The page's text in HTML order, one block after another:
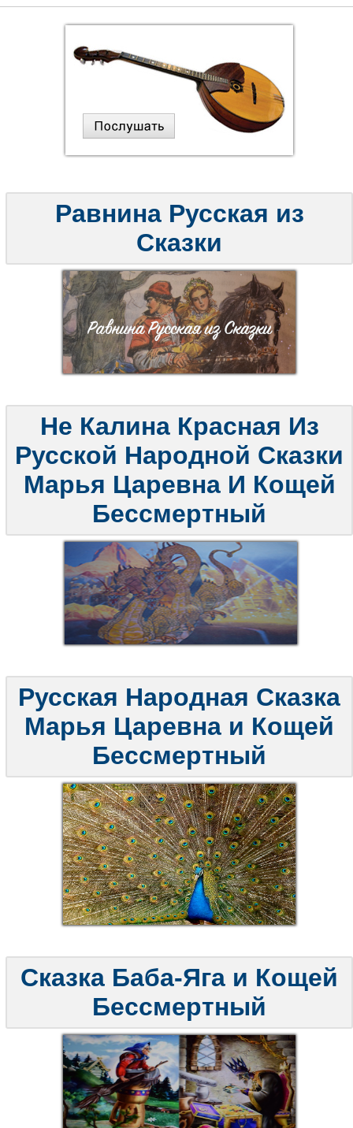
Равнина Русская из
Сказки
Не Калина Красная Из
Русской Народной Сказки
Марья Царевна И Кощей
Бессмертный
Русская Народная Сказка
Марья Царевна и Кощей
Бессмертный
Сказка Баба-Яга и Кощей
Бессмертный